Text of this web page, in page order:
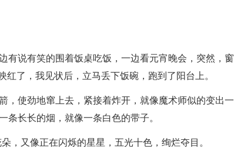
有说有笑的围着饭桌吃饭，一边看元宵晚会，突然，窗
了，我见状后，立马丢下饭碗，跑到了阳台上。
，使劲地窜上去，紧接着炸开，就像魔术师似的变出一
条长长的烟，就像一条白色的带子。
，又像正在闪烁的星星，五光十色，绚烂夺目。